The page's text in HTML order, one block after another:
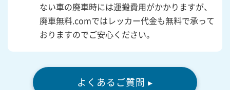
ない車の廃車時には運搬費用がかかりますが、
廃車無料.comではレッカー代金も無料で承って
おりますのでご安心ください。
よくあるご質問 ▸